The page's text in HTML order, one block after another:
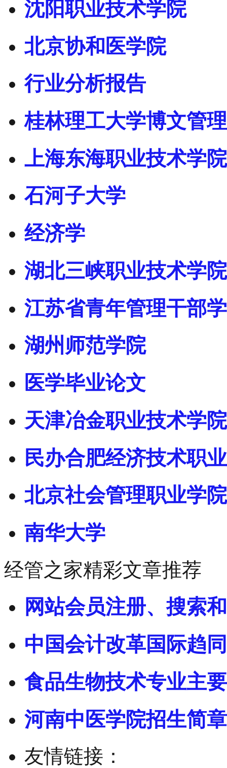
沈阳职业技术学院
北京协和医学院
行业分析报告
桂林理工大学博文管
上海东海职业技术学院
石河子大学
经济学
湖北三峡职业技术学院
江苏省青年管理干部
湖州师范学院
医学毕业论文
天津冶金职业技术学院
民办合肥经济技术职
北京社会管理职业学院
南华大学
经管之家精彩文章推荐
网站会员注册、搜索
中国会计改革国际趋
食品生物技术专业主
河南中医学院招生简章
友情链接：